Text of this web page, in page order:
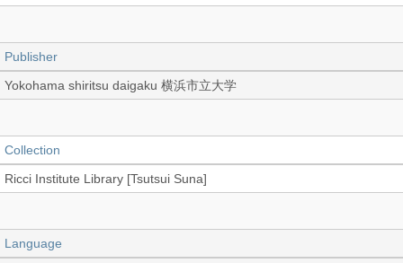
Publisher
Yokohama shiritsu daigaku 横浜市立大学
Collection
Ricci Institute Library [Tsutsui Suna]
Language